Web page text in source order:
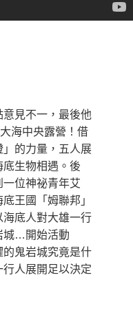
見不一，最後他
海中央露營！借
的力量，五人展
生物相遇。後
位神祕青年艾
王國「姆聯邦」
底人對大雄一行
城…開始活動
鬼岩城究竟是什
人展開足以決定